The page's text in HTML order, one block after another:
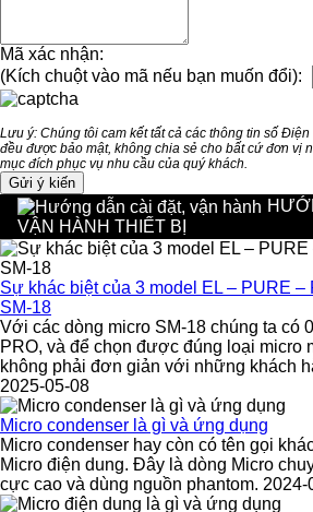
Mã xác nhận:
(Kích chuột vào mã nếu bạn muốn đổi):
Lưu ý: Chúng tôi cam kết tất cả các thông tin số
đều được bảo mật, không chia sẻ cho bất cứ đơn vị
mục đích phục vụ nhu cầu của quý khách.
VẬN HÀNH THIẾT BỊ
Sự khác biệt của 3 model EL – PURE –
SM-18
Với các dòng micro SM-18 chúng ta có
PRO, và để chọn được đúng loại micro
không phải đơn giản với những khách
2025-05-08
Micro condenser là gì và ứng dụng
Micro condenser hay còn có tên gọi
Micro điện dung. Đây là dòng Micro
cực cao và dùng nguồn phantom. 2024-